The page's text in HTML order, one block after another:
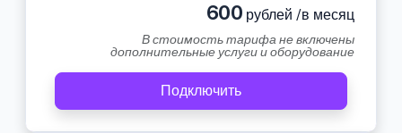
600 рублей /в месяц
В стоимость тарифа не включены
дополнительные услуги и оборудование
Подключить